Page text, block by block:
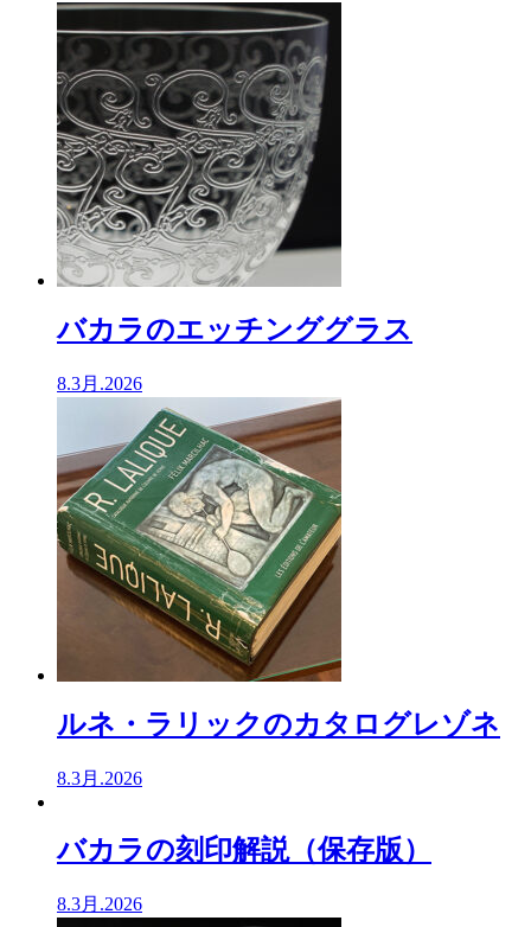
バカラのエッチンググラス
8.3月.2026
ルネ・ラリックのカタログレゾネ
8.3月.2026
バカラの刻印解説（保存版）
8.3月.2026